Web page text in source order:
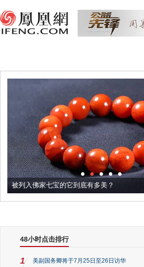
被列入佛家七宝的它到底有多美？
48小时点击排行
1 美副国务卿将于7月25日至26日访华